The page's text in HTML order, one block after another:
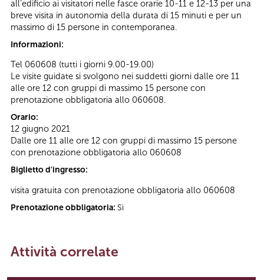
all’edificio ai visitatori nelle fasce orarie 10-11 e 12-13 per una
breve visita in autonomia della durata di 15 minuti e per un
massimo di 15 persone in contemporanea.
Informazioni:
Tel 060608 (tutti i giorni 9.00-19.00)
Le visite guidate si svolgono nei suddetti giorni dalle ore 11
alle ore 12 con gruppi di massimo 15 persone con
prenotazione obbligatoria allo 060608.
Orario:
12 giugno 2021
Dalle ore 11 alle ore 12 con gruppi di massimo 15 persone
con prenotazione obbligatoria allo 060608
Biglietto d'ingresso:
visita gratuita con prenotazione obbligatoria allo 060608
Prenotazione obbligatoria: Sì
Attività correlate